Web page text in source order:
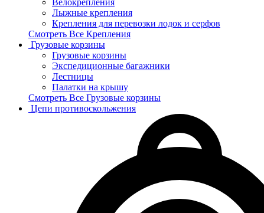
Велокрепления
Лыжные крепления
Крепления для перевозки лодок и серфов
Смотреть Все Крепления
Грузовые корзины
Грузовые корзины
Экспедиционные багажники
Лестницы
Палатки на крышу
Смотреть Все Грузовые корзины
Цепи противоскольжения